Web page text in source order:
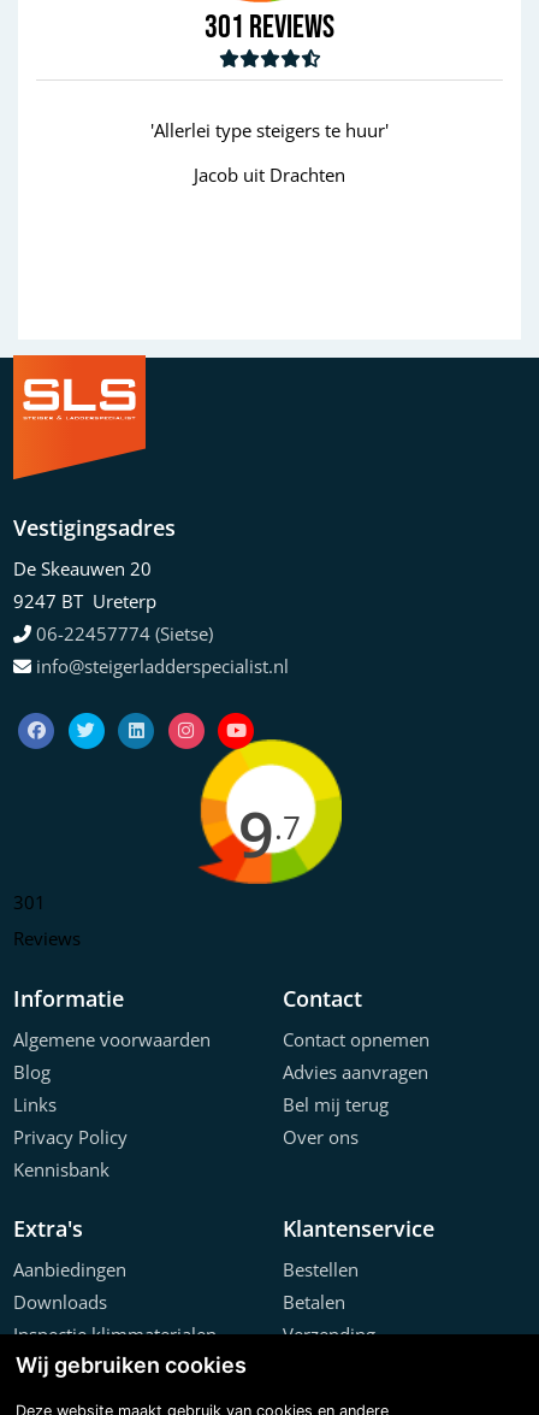
301 Reviews
type steigers te huur'
Vestigingsadres
De Skeauwen 20
9247 BT Ureterp
06-22457774 (Sietse)
info@steigerladderspecialist.nl
9.7
301
Reviews
Informatie
Algemene voorwaarden
Blog
Links
Privacy Policy
Kennisbank
Contact
Contact opnemen
Advies aanvragen
Bel mij terug
Over ons
Extra's
Aanbiedingen
Downloads
Inspectie klimmaterialen
Offerte configurator
Projecten
Klantenservice
Bestellen
Betalen
Verzending
Klachten
Wij gebruiken cookies
Deze website maakt gebruik van cookies en andere